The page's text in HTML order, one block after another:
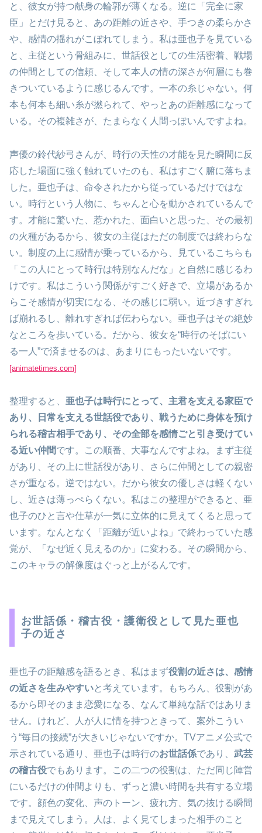
と、彼女が持つ献身の輪郭が薄くなる。逆に「完全に家
臣」とだけ見ると、あの距離の近さや、手つきの柔らかさ
や、感情の揺れがこぼれてしまう。私は亜也子を見ている
と、主従という骨組みに、世話役としての生活密着、戦場
の仲間としての信頼、そして本人の情の深さが何層にも巻
きついているように感じるんです。一本の糸じゃない。何
本も何本も細い糸が撚られて、やっとあの距離感になって
いる。その複雑さが、たまらなく人間っぽいんですよね。
声優の鈴代紗弓さんが、時行の天性の才能を見た瞬間に反
応した場面に強く触れていたのも、私はすごく腑に落ちま
した。亜也子は、命令されたから従っているだけではな
い。時行という人物に、ちゃんと心を動かされているんで
す。才能に驚いた、惹かれた、面白いと思った、その最初
の火種があるから、彼女の主従はただの制度では終わらな
い。制度の上に感情が乗っているから、見ているこちらも
「この人にとって時行は特別なんだな」と自然に感じるわ
けです。私はこういう関係がすごく好きで、立場があるか
らこそ感情が切実になる、その感じに弱い。近づきすぎれ
ば崩れるし、離れすぎれば伝わらない。亜也子はその絶妙
なところを歩いている。だから、彼女を“時行のそばにい
る一人”で済ませるのは、あまりにもったいないです。
[animatetimes.com]
整理すると、 亜也子は時行にとって、主君を支える家臣で
あり、日常を支える世話役であり、戦うために身体を預け
られる稽古相手であり、その全部を感情ごと引き受けてい
る近い仲間です。この順番、大事なんですよね。まず主従
があり、その上に世話役があり、さらに仲間としての親密
さが重なる。逆ではない。だから彼女の優しさは軽くない
し、近さは薄っぺらくない。私はこの整理ができると、亜
也子のひと言や仕草が一気に立体的に見えてくると思って
います。なんとなく「距離が近いよね」で終わっていた感
覚が、「なぜ近く見えるのか」に変わる。その瞬間から、
このキャラの解像度はぐっと上がるんです。
お世話係・稽古役・護衛役として見た亜也
子の近さ
亜也子の距離感を語るとき、私はまず役割の近さは、感情
の近さを生みやすいと考えています。もちろん、役割があ
るから即そのまま恋愛になる、なんて単純な話ではありま
せん。けれど、人が人に情を持つときって、案外こうい
う“毎日の接続”が大きいじゃないですか。TVアニメ公式で
示されている通り、亜也子は時行のお世話係であり、 武芸
の稽古役でもあります。この二つの役割は、ただ同じ陣営
にいるだけの仲間よりも、ずっと濃い時間を共有する立場
です。顔色の変化、声のトーン、疲れ方、気の抜ける瞬間
まで見えてしまう。人は、よく見てしまった相手のこと